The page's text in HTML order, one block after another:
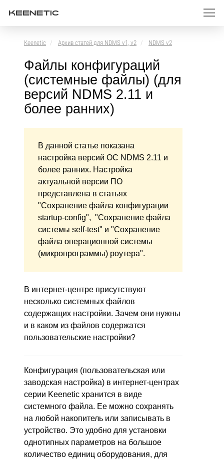
Keenetic Архив статей для NDMS v1, v2 NDMS v2
Файлы конфигураций
(системные файлы) (для
версий NDMS 2.11 и
более ранних)
В данной статье показана
настройка версий ОС NDMS 2.11 и
более ранних. Настройка
актуальной версии ПО
представлена в статьях
"Сохранение файла конфигурации
startup-config", "Сохранение файла
системы self-test" и "Сохранение
файла операционной системы
(микропрограммы) роутера".
В интернет-центре присутствуют
несколько системных файлов
содержащих настройки. Зачем они нужны
и в каком из файлов содержатся
пользовательские настройки?
Конфигурация (пользовательская или
заводская настройка) в интернет-центрах
серии Keenetic хранится в виде
системного файла. Ее можно сохранять
на любой накопитель или записывать в
устройство. Это удобно для установки
однотипных параметров на большое
количество единиц оборудования, для